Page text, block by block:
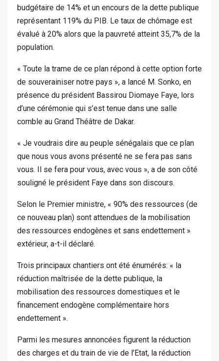
budgétaire de 14% et un encours de la dette publique
représentant 119% du PIB. Le taux de chômage est
évalué à 20% alors que la pauvreté atteint 35,7% de la
population.
« Toute la trame de ce plan répond à cette option forte
de souverainiser notre pays », a lancé M. Sonko, en
présence du président Bassirou Diomaye Faye, lors
d’une cérémonie qui s’est tenue dans une salle
comble au Grand Théâtre de Dakar.
« Je voudrais dire au peuple sénégalais que ce plan
que nous vous avons présenté ne se fera pas sans
vous. Il se fera pour vous, avec vous », a de son côté
souligné le président Faye dans son discours.
Selon le Premier ministre, « 90% des ressources (de
ce nouveau plan) sont attendues de la mobilisation
des ressources endogènes et sans endettement »
extérieur, a-t-il déclaré.
Trois principaux chantiers ont été énumérés: « la
réduction maîtrisée de la dette publique, la
mobilisation des ressources domestiques et le
financement endogène complémentaire hors
endettement ».
Parmi les mesures annoncées figurent la réduction
des charges et du train de vie de l’Etat, la réduction